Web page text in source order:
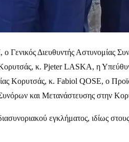
Γενικός Διευθυντής Αστυνομίας
κ. Pjeter LASKA, η
Κορυτσάς, κ. Fabiol QOSE, ο
και Μετανάστευσης στην
εγκλήματος, ιδίως